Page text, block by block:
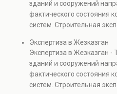
капитальном ремонте и
также при судебных
проверках.
зданий и сооружений
фактического состояния
систем. Строительная
элементов и оценку
Услуга востребована при
капитальном ремонте и
также при судебных
проверках.
Экспертиза в Жезказган
Экспертиза в Жезказган -
зданий и сооружений
фактического состояния
систем. Строительная